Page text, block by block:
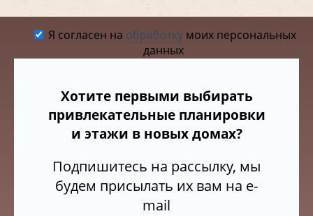
Я согласен на обработкумоих персональных
данных
Хотите первыми выбирать
привлекательные планировки
и этажи в новых домах?
Подпишитесь на рассылку, мы
будем присылать их вам на e-
mail